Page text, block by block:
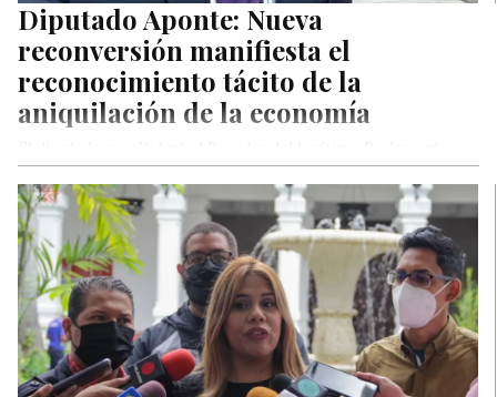
Diputado Aponte: Nueva
reconversión manifiesta el
reconocimiento tácito de la
aniquilación de la economía
Ricardo Aponte, expresó este martes que la puesta en
vigencia de la…